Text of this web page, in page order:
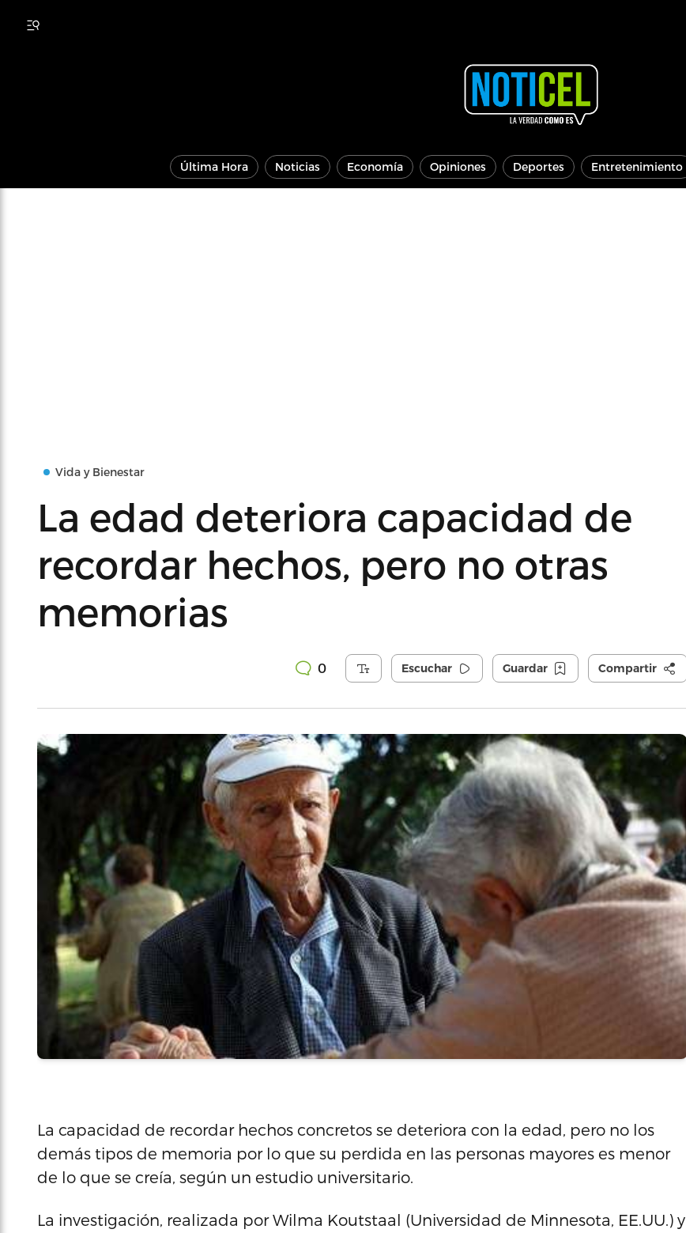
Última Hora Noticias Economía Opiniones Deportes Entretenimiento
Vida y Bienestar
La edad deteriora capacidad de
recordar hechos, pero no otras
memorias
0 Escuchar Guardar Compartir
La capacidad de recordar hechos concretos se deteriora con la edad, pero no los
demás tipos de memoria por lo que su perdida en las personas mayores es menor
de lo que se creía, según un estudio universitario.
La investigación, realizada por Wilma Koutstaal (Universidad de Minnesota, EE.UU.) y